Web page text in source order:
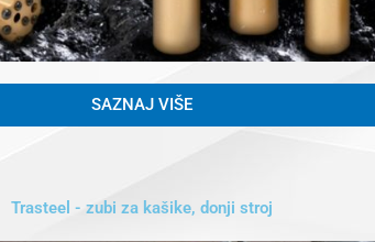
SAZNAJ VIŠE
Trasteel - zubi za kašike, donji stroj